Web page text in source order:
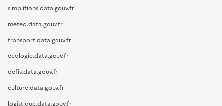
simplifions.data.gouv.fr
meteo.data.gouv.fr
transport.data.gouv.fr
ecologie.data.gouv.fr
defis.data.gouv.fr
culture.data.gouv.fr
logistique.data.gouv.fr